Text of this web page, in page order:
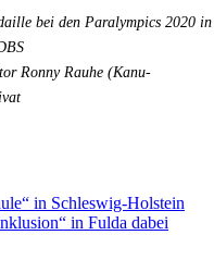
bei den Paralympics 2020 in
Ronny Rauhe (Kanu-
in Schleswig-Holstein
in Fulda dabei